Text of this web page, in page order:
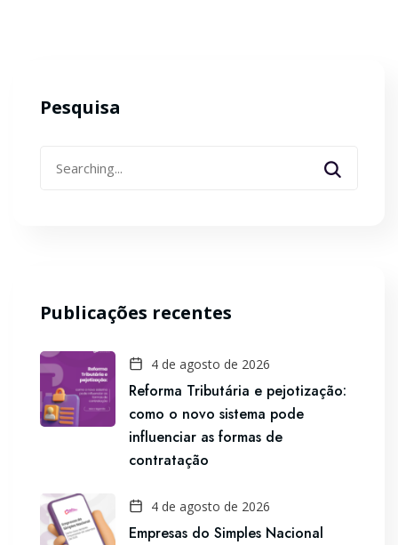
Pesquisa
for:
Publicações recentes
4 de agosto de 2026
Reforma Tributária e pejotização:
como o novo sistema pode
influenciar as formas de
contratação
4 de agosto de 2026
Empresas do Simples Nacional